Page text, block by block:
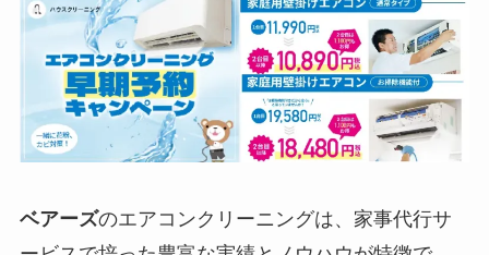
ベアーズのエアコンクリーニングは、家事代行サ